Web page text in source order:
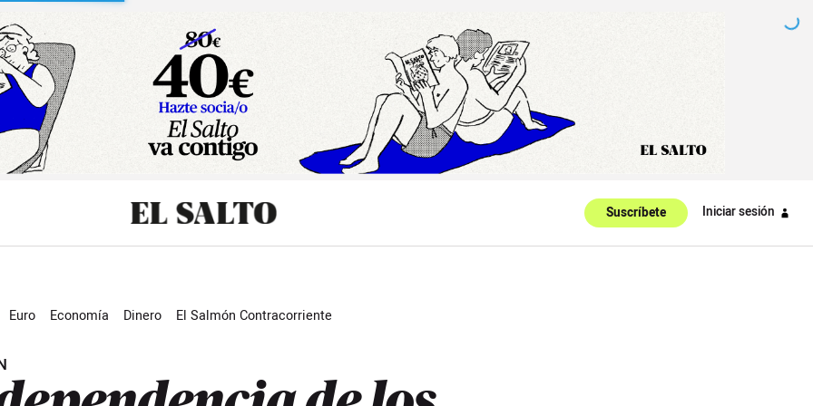
Suscríbete Iniciar sesión
Euro Economía Dinero El Salmón Contracorriente